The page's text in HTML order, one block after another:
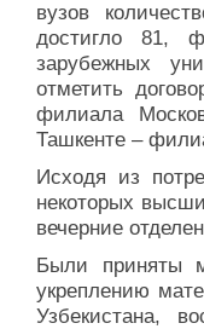
вузов
достигло 81,
зарубежных
отметить
филиала
Ташкенте –
Исходя из
некоторых
вечерние
Были приняты
укреплению
Узбекистана,